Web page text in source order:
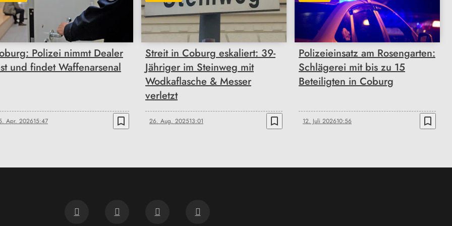
Polizei nimmt Dealer
und findet Waffenarsenal
Apr. 202615:47 bookmark_border
Streit in Coburg eskaliert: 39-
Jähriger im Steinweg mit
Wodkaflasche & Messer
verletzt
26. Aug. 202513:01 bookmark_border
Polizeieinsatz am Rosengarten:
Schlägerei mit bis zu 15
Beteiligten in Coburg
12. Juli 202610:56 bookmark_border